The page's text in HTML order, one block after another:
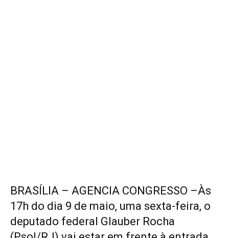
BRASÍLIA – AGENCIA CONGRESSO –Às
17h do dia 9 de maio, uma sexta-feira, o
deputado federal Glauber Rocha